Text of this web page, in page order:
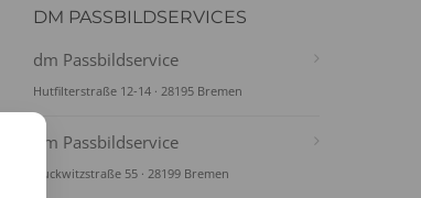
DM PASSBILDSERVICES
dm Passbildservice
Hutfilterstraße 12-14 · 28195 Bremen
dm Passbildservice
Duckwitzstraße 55 · 28199 Bremen